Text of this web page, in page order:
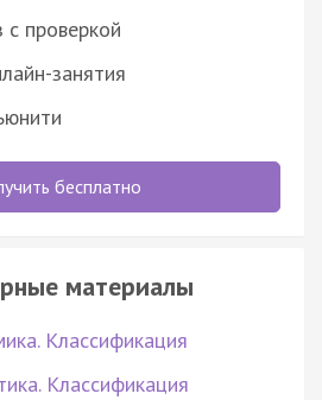
проверкой
занятия
бесплатно
материалы
Классификация
Классификация